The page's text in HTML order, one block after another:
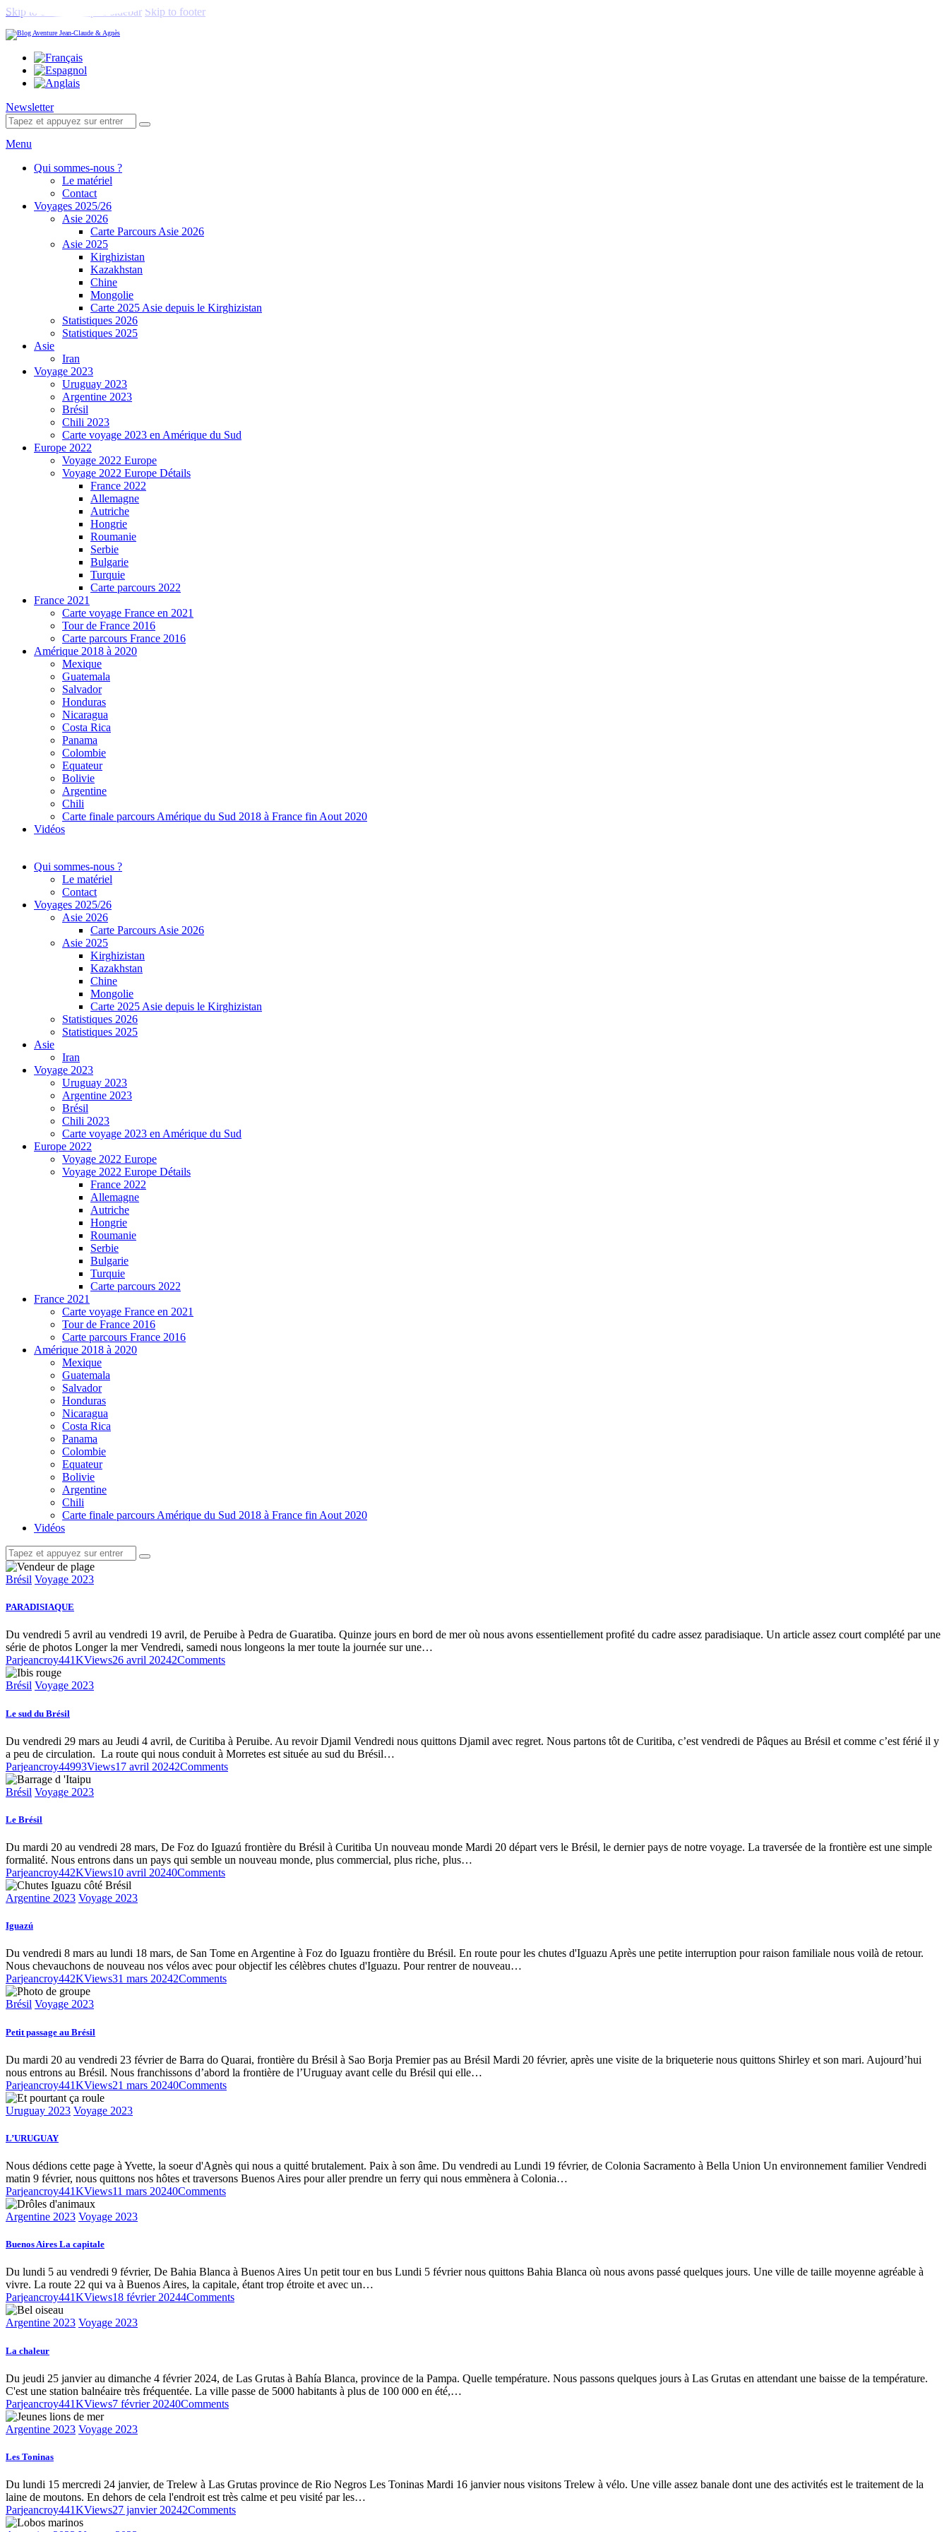
Skip to content Skip to sidebar Skip to footer
facebook-
1
twitter-
1
youtube-
1
Newsletter
Menu
Qui sommes-nous ?
Le matériel
Contact
Voyages 2025/26
Asie 2026
Carte Parcours Asie 2026
Asie 2025
Kirghizistan
Kazakhstan
Chine
Mongolie
Carte 2025 Asie depuis le Kirghizistan
Statistiques 2026
Statistiques 2025
Asie
Iran
Voyage 2023
Uruguay 2023
Argentine 2023
Brésil
Chili 2023
Carte voyage 2023 en Amérique du Sud
Europe 2022
Voyage 2022 Europe
Voyage 2022 Europe Détails
France 2022
Allemagne
Autriche
Hongrie
Roumanie
Serbie
Bulgarie
Turquie
Carte parcours 2022
France 2021
Carte voyage France en 2021
Tour de France 2016
Carte parcours France 2016
Amérique 2018 à 2020
Mexique
Guatemala
Salvador
Honduras
Nicaragua
Costa Rica
Panama
Colombie
Equateur
Bolivie
Argentine
Chili
Carte finale parcours Amérique du Sud 2018 à France fin Aout 2020
Vidéos
Qui sommes-nous ?
Le matériel
Contact
Voyages 2025/26
Asie 2026
Carte Parcours Asie 2026
Asie 2025
Kirghizistan
Kazakhstan
Chine
Mongolie
Carte 2025 Asie depuis le Kirghizistan
Statistiques 2026
Statistiques 2025
Asie
Iran
Voyage 2023
Uruguay 2023
Argentine 2023
Brésil
Chili 2023
Carte voyage 2023 en Amérique du Sud
Europe 2022
Voyage 2022 Europe
Voyage 2022 Europe Détails
France 2022
Allemagne
Autriche
Hongrie
Roumanie
Serbie
Bulgarie
Turquie
Carte parcours 2022
France 2021
Carte voyage France en 2021
Tour de France 2016
Carte parcours France 2016
Amérique 2018 à 2020
Mexique
Guatemala
Salvador
Honduras
Nicaragua
Costa Rica
Panama
Colombie
Equateur
Bolivie
Argentine
Chili
Carte finale parcours Amérique du Sud 2018 à France fin Aout 2020
Vidéos
facebook-
1
twitter-
1
youtube-
1
Brésil Voyage 2023
PARADISIAQUE
Du vendredi 5 avril au vendredi 19 avril, de Peruibe à Pedra de Guaratiba. Quinze jours en bord de mer où nous avons essentiellement profité du cadre assez paradisiaque. Un article assez court complété par une
série de photos Longer la mer Vendredi, samedi nous longeons la mer toute la journée sur une…
Parjeancroy441KViews26 avril 20242Comments
Brésil Voyage 2023
Le sud du Brésil
Du vendredi 29 mars au Jeudi 4 avril, de Curitiba à Peruibe. Au revoir Djamil Vendredi nous quittons Djamil avec regret. Nous partons tôt de Curitiba, c’est vendredi de Pâques au Brésil et comme c’est férié il y
a peu de circulation. La route qui nous conduit à Morretes est située au sud du Brésil…
Parjeancroy44993Views17 avril 20242Comments
Brésil Voyage 2023
Le Brésil
Du mardi 20 au vendredi 28 mars, De Foz do Iguazú frontière du Brésil à Curitiba Un nouveau monde Mardi 20 départ vers le Brésil, le dernier pays de notre voyage. La traversée de la frontière est une simple
formalité. Nous entrons dans un pays qui semble un nouveau monde, plus commercial, plus riche, plus…
Parjeancroy442KViews10 avril 20240Comments
Argentine 2023 Voyage 2023
Iguazú
Du vendredi 8 mars au lundi 18 mars, de San Tome en Argentine à Foz do Iguazu frontière du Brésil. En route pour les chutes d'Iguazu Après une petite interruption pour raison familiale nous voilà de retour.
Nous chevauchons de nouveau nos vélos avec pour objectif les célèbres chutes d'Iguazu. Pour rentrer de nouveau…
Parjeancroy442KViews31 mars 20242Comments
Brésil Voyage 2023
Petit passage au Brésil
Du mardi 20 au vendredi 23 février de Barra do Quarai, frontière du Brésil à Sao Borja Premier pas au Brésil Mardi 20 février, après une visite de la briqueterie nous quittons Shirley et son mari. Aujourd’hui
nous entrons au Brésil. Nous franchissons d’abord la frontière de l’Uruguay avant celle du Brésil qui elle…
Parjeancroy441KViews21 mars 20240Comments
Uruguay 2023 Voyage 2023
L’URUGUAY
Nous dédions cette page à Yvette, la soeur d'Agnès qui nous a quitté brutalement. Paix à son âme. Du vendredi au Lundi 19 février, de Colonia Sacramento à Bella Union Un environnement familier Vendredi
matin 9 février, nous quittons nos hôtes et traversons Buenos Aires pour aller prendre un ferry qui nous emmènera à Colonia…
Parjeancroy441KViews11 mars 20240Comments
Argentine 2023 Voyage 2023
Buenos Aires La capitale
Du lundi 5 au vendredi 9 février, De Bahia Blanca à Buenos Aires Un petit tour en bus Lundi 5 février nous quittons Bahia Blanca où nous avons passé quelques jours. Une ville de taille moyenne agréable à
vivre. La route 22 qui va à Buenos Aires, la capitale, étant trop étroite et avec un…
Parjeancroy441KViews18 février 20244Comments
Argentine 2023 Voyage 2023
La chaleur
Du jeudi 25 janvier au dimanche 4 février 2024, de Las Grutas à Bahía Blanca, province de la Pampa. Quelle température. Nous passons quelques jours à Las Grutas en attendant une baisse de la température.
C'est une station balnéaire très fréquentée. La ville passe de 5000 habitants à plus de 100 000 en été,…
Parjeancroy441KViews7 février 20240Comments
Argentine 2023 Voyage 2023
Les Toninas
Du lundi 15 mercredi 24 janvier, de Trelew à Las Grutas province de Rio Negros Les Toninas Mardi 16 janvier nous visitons Trelew à vélo. Une ville assez banale dont une des activités est le traitement de la
laine de moutons. En dehors de cela l'endroit est très calme et peu visité par les…
Parjeancroy441KViews27 janvier 20242Comments